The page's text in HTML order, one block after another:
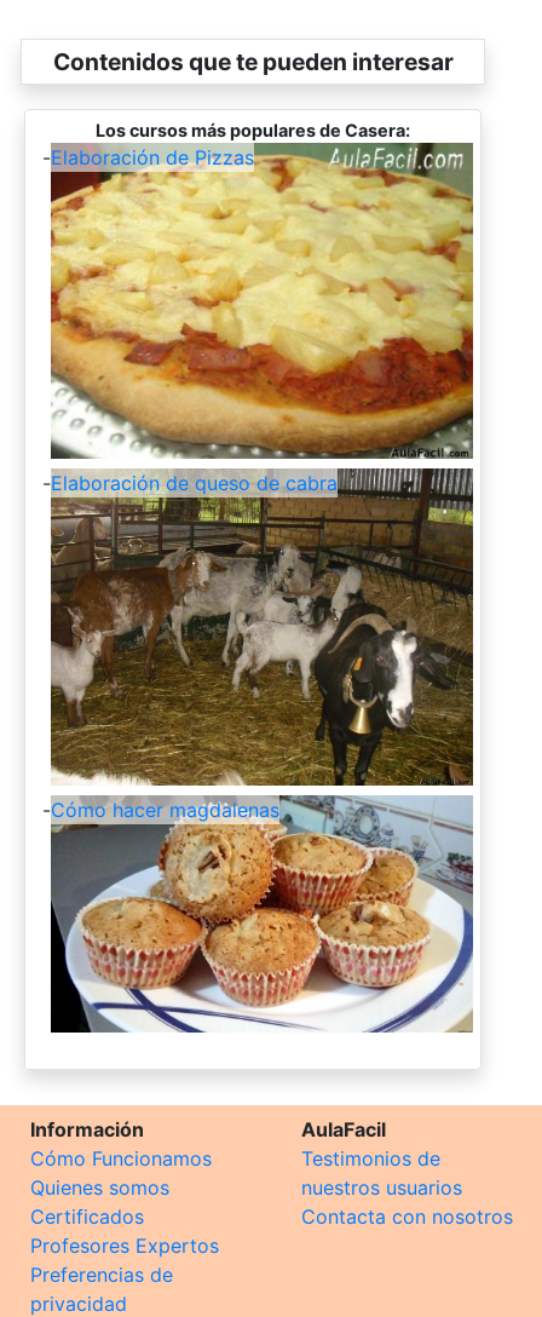
Contenidos que te pueden interesar
Los cursos más populares de Casera:
-Elaboración de Pizzas
-Elaboración de queso de cabra
-Cómo hacer magdalenas
Información
Cómo Funcionamos
Quienes somos
Certificados
Profesores Expertos
Preferencias de
privacidad
AulaFacil
Testimonios de
nuestros usuarios
Contacta con nosotros